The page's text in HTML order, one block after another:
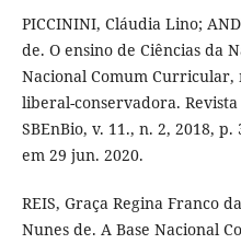
PICCININI, Cláudia Lino;
de. O ensino de Ciências da
Nacional Comum Curricular,
liberal-conservadora.
SBEnBio, v. 11., n. 2, 2018,
em 29 jun. 2020.
REIS, Graça Regina Franco
Nunes de. A Base Nacional